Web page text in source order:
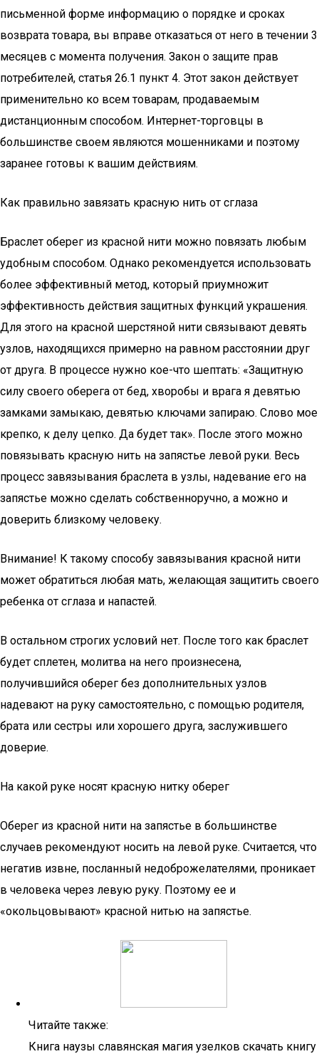
письменной форме информацию о порядке и сроках
возврата товара, вы вправе отказаться от него в течении 3
месяцев с момента получения. Закон о защите прав
потребителей, статья 26.1 пункт 4. Этот закон действует
применительно ко всем товарам, продаваемым
дистанционным способом. Интернет-торговцы в
большинстве своем являются мошенниками и поэтому
заранее готовы к вашим действиям.
Как правильно завязать красную нить от сглаза
Браслет оберег из красной нити можно повязать любым
удобным способом. Однако рекомендуется использовать
более эффективный метод, который приумножит
эффективность действия защитных функций украшения.
Для этого на красной шерстяной нити связывают девять
узлов, находящихся примерно на равном расстоянии друг
от друга. В процессе нужно кое-что шептать: «Защитную
силу своего оберега от бед, хворобы и врага я девятью
замками замыкаю, девятью ключами запираю. Слово мое
крепко, к делу цепко. Да будет так». После этого можно
повязывать красную нить на запястье левой руки. Весь
процесс завязывания браслета в узлы, надевание его на
запястье можно сделать собственноручно, а можно и
доверить близкому человеку.
Внимание! К такому способу завязывания красной нити
может обратиться любая мать, желающая защитить своего
ребенка от сглаза и напастей.
В остальном строгих условий нет. После того как браслет
будет сплетен, молитва на него произнесена,
получившийся оберег без дополнительных узлов
надевают на руку самостоятельно, с помощью родителя,
брата или сестры или хорошего друга, заслужившего
доверие.
На какой руке носят красную нитку оберег
Оберег из красной нити на запястье в большинстве
случаев рекомендуют носить на левой руке. Считается, что
негатив извне, посланный недоброжелателями, проникает
в человека через левую руку. Поэтому ее и
«окольцовывают» красной нитью на запястье.
Читайте также:
Книга наузы славянская магия узелков скачать книгу